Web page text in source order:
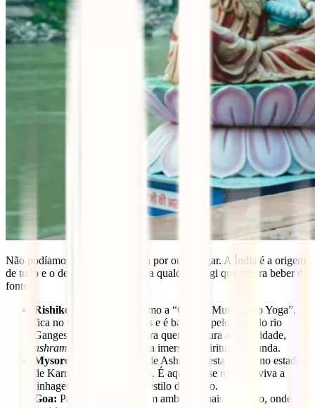
Não podíamos começar esta lista por outro lugar. A Índia é a origem
de tudo e o destino de sonho para qualquer yogi que queira beber da
fonte.
Rishikesh:
Conhecida como a “Capital Mundial do Yoga”,
fica no sopé dos Himalaias e é banhada pelo sagrado rio
Ganges. É o local ideal para quem procura autenticidade,
ashrams
tradicionais e uma imersão espiritual profunda.
Mysore:
Se és praticante de Ashtanga, esta cidade no estado
de Karnataka é a tua Meca. É aqui que se mantém viva a
linhagem mais pura deste estilo dinâmico.
Goa: Para quem prefere um ambiente mais relaxado, onde a